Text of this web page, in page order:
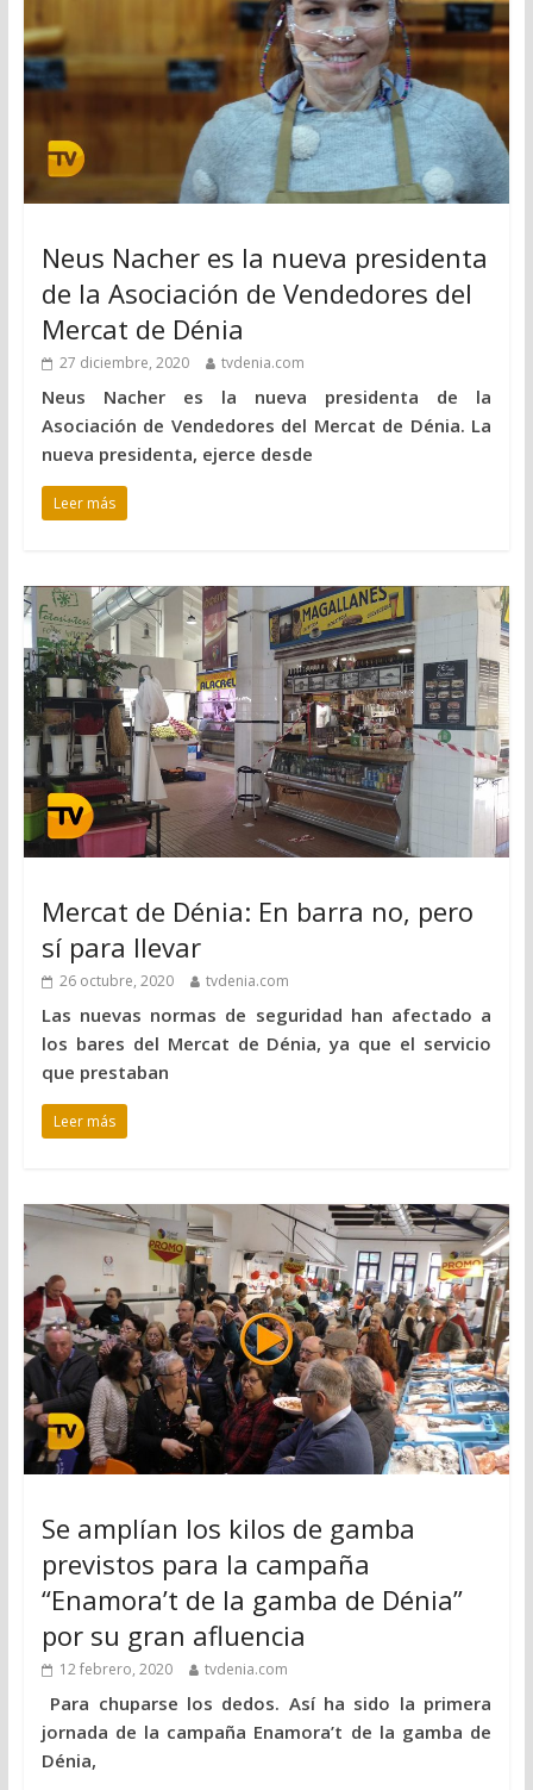
Neus Nacher es la nueva presidenta
de la Asociación de Vendedores del
Mercat de Dénia
27 diciembre, 2020 tvdenia.com
Neus Nacher es la nueva presidenta de la
Asociación de Vendedores del Mercat de Dénia. La
nueva presidenta, ejerce desde
Leer más
Mercat de Dénia: En barra no, pero
sí para llevar
26 octubre, 2020 tvdenia.com
Las nuevas normas de seguridad han afectado a
los bares del Mercat de Dénia, ya que el servicio
que prestaban
Leer más
Se amplían los kilos de gamba
previstos para la campaña
“Enamora’t de la gamba de Dénia”
por su gran afluencia
12 febrero, 2020 tvdenia.com
Para chuparse los dedos. Así ha sido la primera
jornada de la campaña Enamora’t de la gamba de
Dénia,